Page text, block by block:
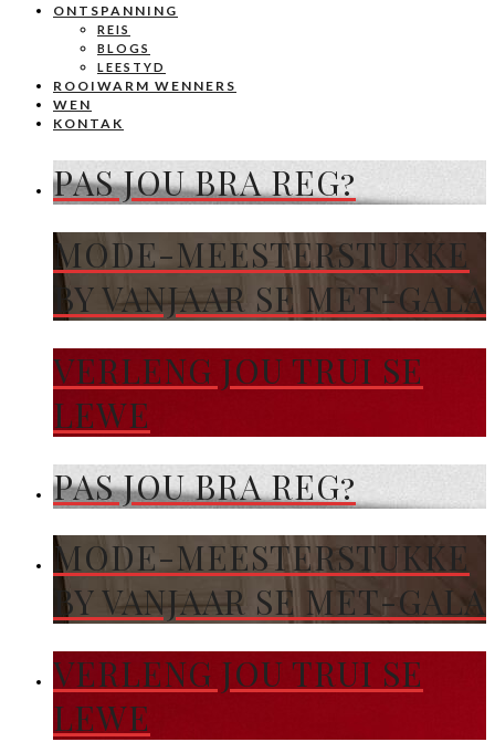
ONTSPANNING
REIS
BLOGS
LEESTYD
ROOIWARM WENNERS
WEN
KONTAK
PAS JOU BRA REG?
MODE-MEESTERSTUKKE
BY VANJAAR SE MET-GALA
VERLENG JOU TRUI SE
LEWE
PAS JOU BRA REG?
MODE-MEESTERSTUKKE
BY VANJAAR SE MET-GALA
VERLENG JOU TRUI SE
LEWE